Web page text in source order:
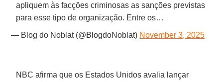
apliquem às facções criminosas as sanções previstas
para esse tipo de organização. Entre os…
— Blog do Noblat (@BlogdoNoblat) November 3, 2025
NBC afirma que os Estados Unidos avalia lançar